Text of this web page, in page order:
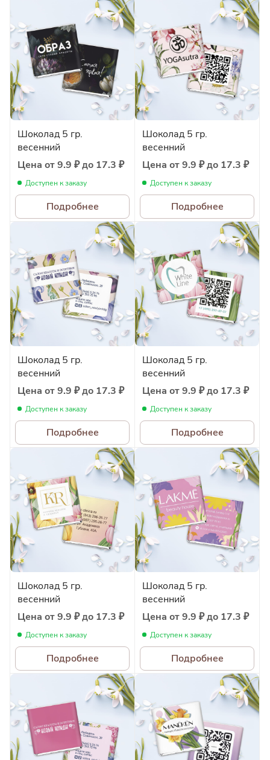
Шоколад 5 гр.
весенний
Цена от 9.9 ₽ до 17.3 ₽
Доступен к заказу
Подробнее
Шоколад 5 гр.
весенний
Цена от 9.9 ₽ до 17.3 ₽
Доступен к заказу
Подробнее
Шоколад 5 гр.
весенний
Цена от 9.9 ₽ до 17.3 ₽
Доступен к заказу
Подробнее
Шоколад 5 гр.
весенний
Цена от 9.9 ₽ до 17.3 ₽
Доступен к заказу
Подробнее
Шоколад 5 гр.
весенний
Цена от 9.9 ₽ до 17.3 ₽
Доступен к заказу
Подробнее
Шоколад 5 гр.
весенний
Цена от 9.9 ₽ до 17.3 ₽
Доступен к заказу
Подробнее